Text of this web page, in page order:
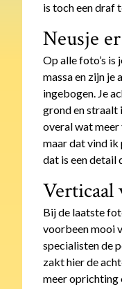
is toch een draf
Neusje
Op alle foto’s is
massa en zijn
ingebogen. Je
grond en straalt
overal wat
maar dat vind ik
dat is een detail
Verticaal
Bij de laatste
voorbeen mooi
specialisten de
zakt hier de
meer oprichting